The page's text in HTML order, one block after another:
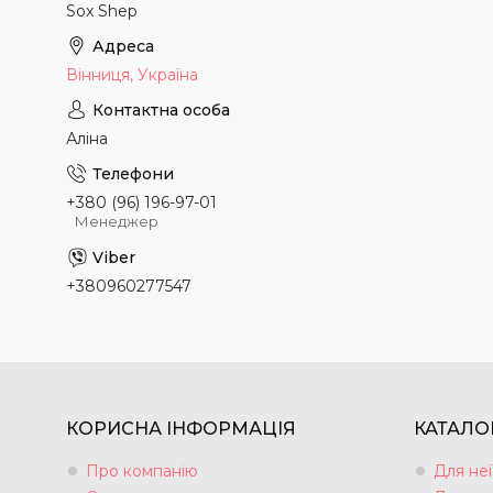
Sox Shep
Вінниця, Україна
Аліна
+380 (96) 196-97-01
Менеджер
+380960277547
КОРИСНА ІНФОРМАЦІЯ
Про компанію
Для неї